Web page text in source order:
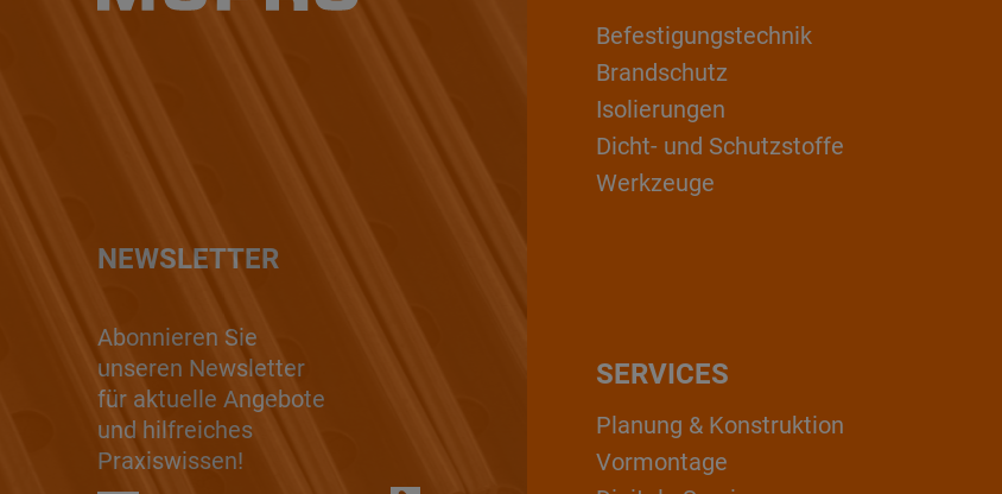
NEWSLETTER
Abonnieren Sie
unseren Newsletter
für aktuelle Angebote
und hilfreiches
Praxiswissen!
Befestigungstechnik
Brandschutz
Isolierungen
Dicht- und Schutzstoffe
Werkzeuge
SERVICES
Planung & Konstruktion
Vormontage